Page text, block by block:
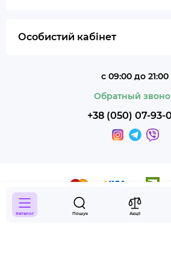
Каталог Пошук Акції
Особистий кабінет
с 09:00 до 21:00
Обратный
+38 (050) 07-93-
Smoky Shop ©